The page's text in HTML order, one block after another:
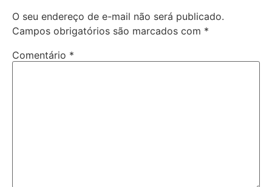
O seu endereço de e-mail não será publicado.
Campos obrigatórios são marcados com *
Comentário *